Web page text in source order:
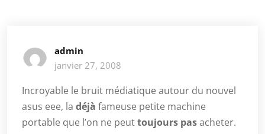
admin
janvier 27, 2008
Incroyable le bruit médiatique autour du nouvel
asus eee, la déjà fameuse petite machine
portable que l’on ne peuttoujours pasacheter.